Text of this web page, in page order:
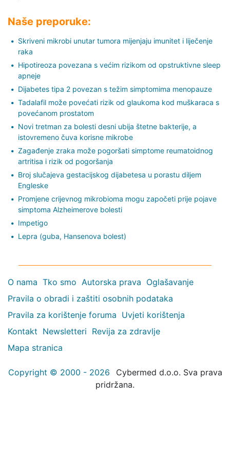
Naše preporuke:
Skriveni mikrobi unutar tumora mijenjaju imunitet i liječenje
raka
Hipotireoza povezana s većim rizikom od opstruktivne sleep
apneje
Dijabetes tipa 2 povezan s težim simptomima menopauze
Tadalafil može povećati rizik od glaukoma kod muškaraca s
povećanom prostatom
Novi tretman za bolesti desni ubija štetne bakterije, a
istovremeno čuva korisne mikrobe
Zagađenje zraka može pogoršati simptome reumatoidnog
artritisa i rizik od pogoršanja
Broj slučajeva gestacijskog dijabetesa u porastu diljem
Engleske
Promjene crijevnog mikrobioma mogu započeti prije pojave
simptoma Alzheimerove bolesti
Impetigo
Lepra (guba, Hansenova bolest)
O nama Tko smo Autorska prava Oglašavanje
Pravila o obradi i zaštiti osobnih podataka
Pravila za korištenje foruma Uvjeti korištenja
Kontakt Newsletteri Revija za zdravlje
Mapa stranica
Copyright © 2000 - 2026
Cybermed d.o.o. Sva prava
pridržana.